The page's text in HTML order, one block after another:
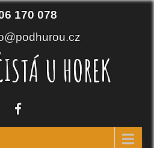
170 078
U HOREK